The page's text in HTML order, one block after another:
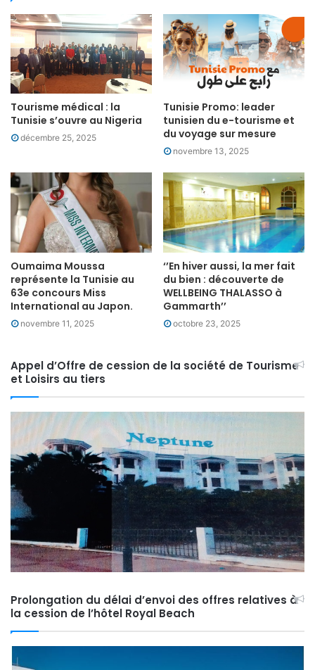
Tourisme médical : la
Tunisie s’ouvre au Nigeria
décembre 25, 2025
Tunisie Promo: leader
tunisien du e-tourisme et
du voyage sur mesure
novembre 13, 2025
Oumaima Moussa
représente la Tunisie au
63e concours Miss
International au Japon.
novembre 11, 2025
‘’En hiver aussi, la mer fait
du bien : découverte de
WELLBEING THALASSO à
Gammarth’’
octobre 23, 2025
Appel d’Offre de cession de la société de Tourisme
et Loisirs au tiers
Prolongation du délai d’envoi des offres relatives à
la cession de l’hôtel Royal Beach